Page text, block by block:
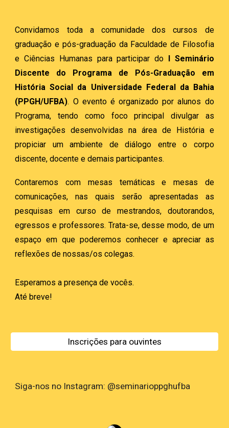
Convidamos toda a comunidade dos cursos de
graduação e pós-graduação da Faculdade de Filosofia
e Ciências Humanas para participar do I Seminário
Discente do Programa de Pós-Graduação em
História Social da Universidade Federal da Bahia
(PPGH/UFBA). O evento é organizado por alunos do
Programa, tendo como foco principal divulgar as
investigações desenvolvidas na área de História e
propiciar um ambiente de diálogo entre o corpo
discente, docente e demais participantes.
Contaremos com mesas temáticas e mesas de
comunicações, nas quais serão apresentadas as
pesquisas em curso de mestrandos, doutorandos,
egressos e professores. Trata-se, desse modo, de um
espaço em que poderemos conhecer e apreciar as
reflexões de nossas/os colegas.
Esperamos a presença de vocês.
Até breve!
Inscrições para ouvintes
Siga-nos no Instagram: @seminarioppghufba